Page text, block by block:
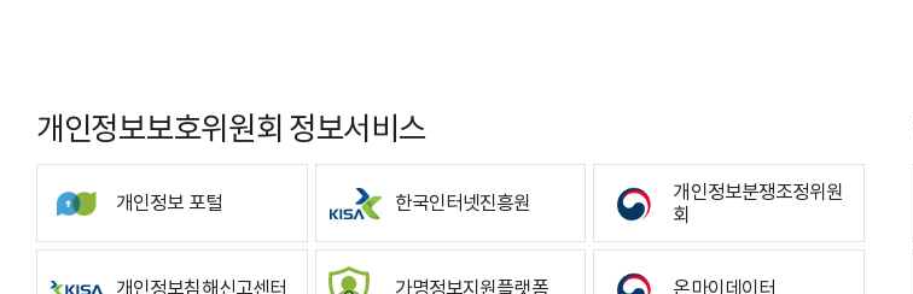
개인정보보호위원회 정보서비스
개인정보 포털 한국인터넷진흥원
개인정보분쟁조정위원
회
개인정보침해신고센터 가명정보지원플랫폼 온마이데이터